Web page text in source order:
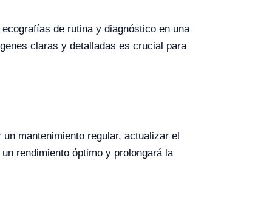
de rutina y diagnóstico en una
claras y detalladas es crucial para
mantenimiento regular, actualizar el
rendimiento óptimo y prolongará la